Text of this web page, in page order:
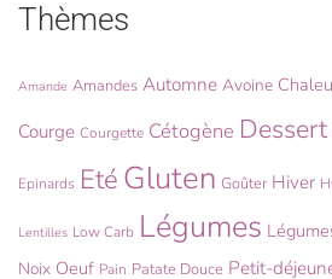
Thèmes
Amande Amandes Automne Avoine
Courge Courgette Cétogène Dessert
Epinards Eté Gluten Goûter Hiver
Lentilles Low Carb Légumes
Noix Oeuf Pain Patate Douce Petit-